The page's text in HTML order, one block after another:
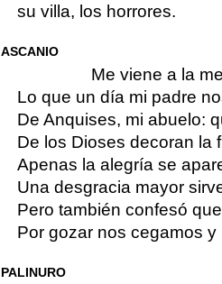
su villa, los horrores.
ASCANIO
Me viene a la
Lo que un día mi padre
De Anquises, mi abuelo:
De los Dioses decoran la
Apenas la alegría se
Una desgracia mayor
Pero también confesó
Por gozar nos cegamos
PALINURO